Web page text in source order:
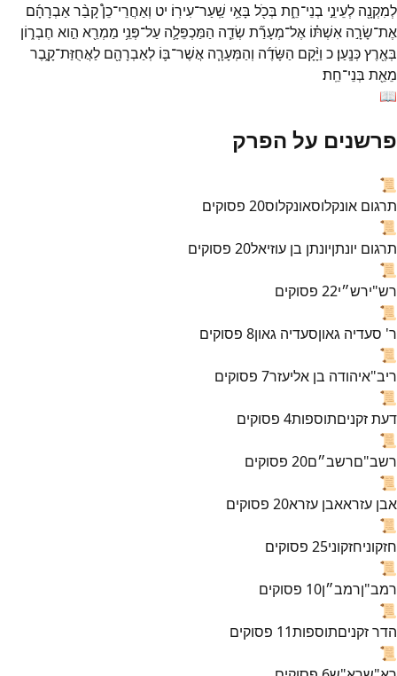
לְמִקְנָ֖ה לְעֵינֵ֣י בְנֵי־חֵ֑ת בְּכֹ֖ל בָּאֵ֥י שַֽׁעַר־עִירֽוֹ׃ יט וְאַחֲרֵי־כֵן֩קָבַ֨ראַבְרָהָ֜ם
אֶת־שָׂרָ֣ה אִשְׁתּ֗וֹ אֶל־מְעָרַ֞ת שְׂדֵ֧ה הַמַּכְפֵּלָ֛ה עַל־פְּנֵ֥י מַמְרֵ֖א הִ֣וא חֶבְר֑וֹן
בְּאֶ֖רֶץכְּנָֽעַן׃ כ וַיָּ֨קָם הַשָּׂדֶ֜ה וְהַמְּעָרָ֧ה אֲשֶׁר־בּ֛וֹ לְאַבְרָהָ֖ם לַאֲחֻזַּת־קָ֑בֶר
מֵאֵ֖ת בְּנֵי־חֵֽת׃
📖
פרשנים על הפרק
📜
תרגום אונקלוסאונקלוס20 פסוקים
📜
תרגום יונתןיונתן בן עוזיאל20 פסוקים
📜
רש"ירש״י22 פסוקים
📜
ר' סעדיה גאוןסעדיה גאון8 פסוקים
📜
ריב"איהודה בן אליעזר7 פסוקים
📜
דעת זקניםתוספות4 פסוקים
📜
רשב"םרשב״ם20 פסוקים
📜
אבן עזראאבן עזרא20 פסוקים
📜
חזקוניחזקוני25 פסוקים
📜
רמב"ןרמב״ן10 פסוקים
📜
הדר זקניםתוספות11 פסוקים
📜